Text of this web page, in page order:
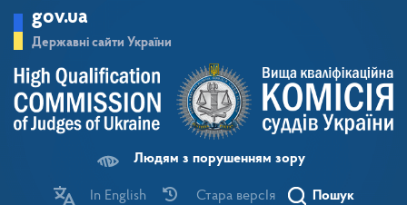
основного
матеріалу
gov.ua
Державні сайти України
Людям з порушенням зору
In English Стара версІя Пошук